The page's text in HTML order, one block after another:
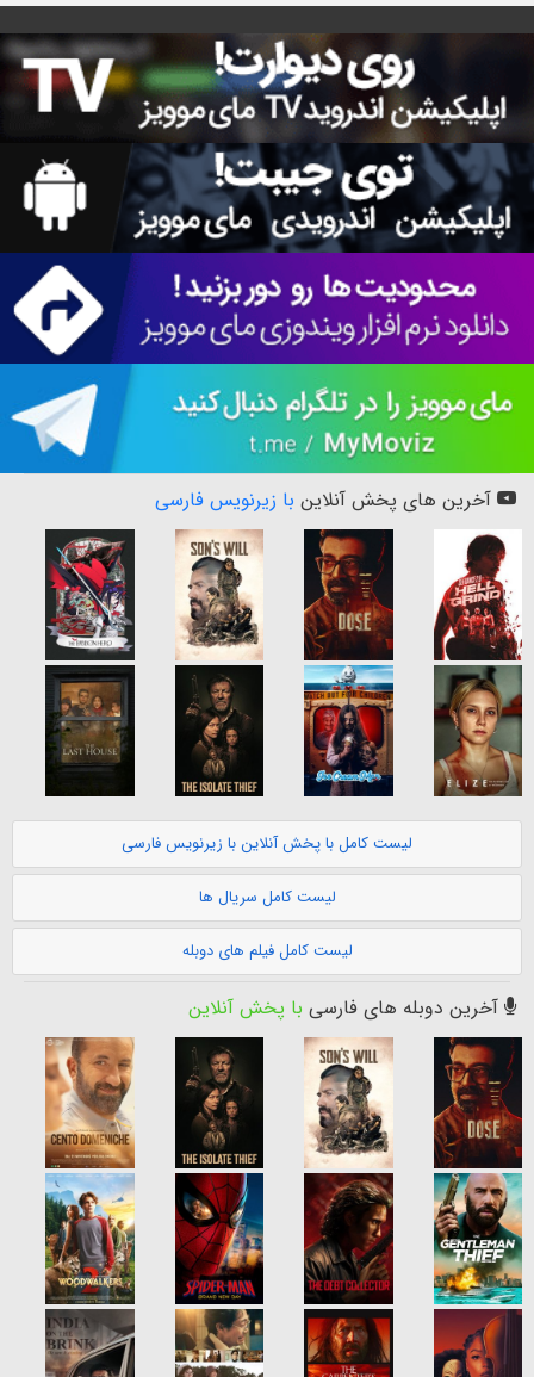
آخرین های پخش آنلاین با زیرنویس فارسی
لیست کامل با پخش آنلاین با زیرنویس فارسی
لیست کامل سریال ها
لیست کامل فیلم های دوبله
آخرین دوبله های فارسی با پخش آنلاین